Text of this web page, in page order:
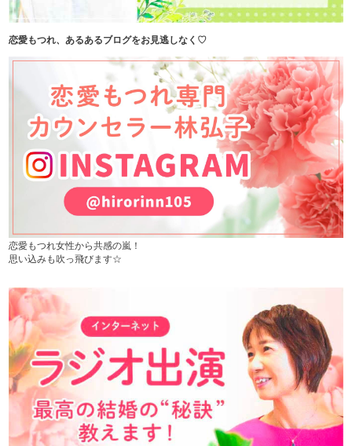
恋愛もつれ、あるあるブログをお見逃しなく♡
恋愛もつれ女性から共感の嵐！
思い込みも吹っ飛びます☆